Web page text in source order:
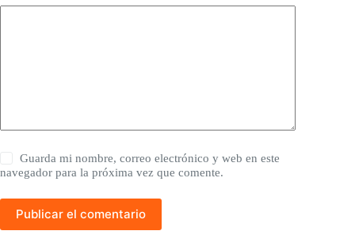
Guarda mi nombre, correo electrónico y web en este
navegador para la próxima vez que comente.
Publicar el comentario